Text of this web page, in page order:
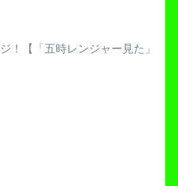
！【「五時レンジャー見た」